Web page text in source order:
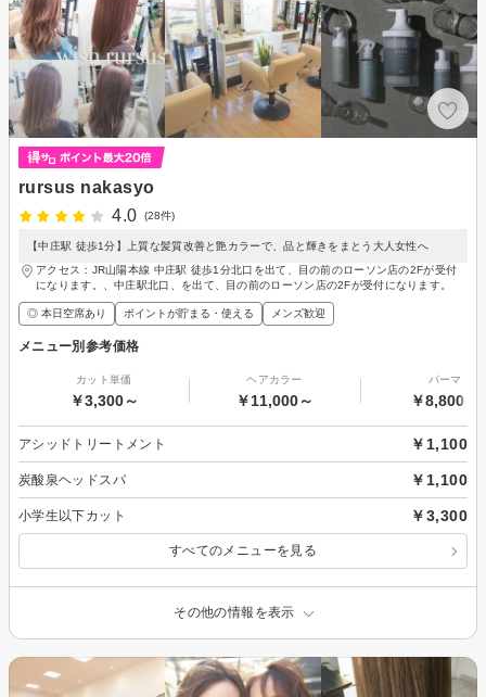
rursus nakasyo
4.0
(28件)
【中庄駅 徒歩1分】上質な髪質改善と艶カラーで、品と輝きをまとう大人女性へ
アクセス：JR山陽本線 中庄駅 徒歩1分北口を出て、目の前のローソン店の2Fが受付
になります。、中庄駅北口、を出て、目の前のローソン店の2Fが受付になります。
◎ 本日空席あり ポイントが貯まる・使える メンズ歓迎
メニュー別参考価格
カット単価
￥3,300～
ヘアカラー
￥11,000～
パーマ
￥8,800～
アシッドトリートメント ￥1,100
炭酸泉ヘッドスパ ￥1,100
小学生以下カット ￥3,300
すべてのメニューを見る
その他の情報を表示